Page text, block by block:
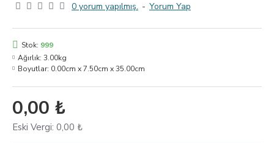
0 yorum yapılmış. - Yorum Yap
0,00 ₺
Eski Vergi: 0,00 ₺
Stok: 999
Ağırlık: 3.00kg
Boyutlar: 0.00cm x 7.50cm x 35.00cm